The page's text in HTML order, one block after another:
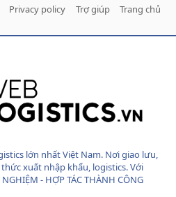
Privacy policy Trợ giúp Trang chủ
lớn nhất Việt Nam. Nơi giao lưu,
xuất nhập khẩu, logistics. Với
- HỢP TÁC THÀNH CÔNG